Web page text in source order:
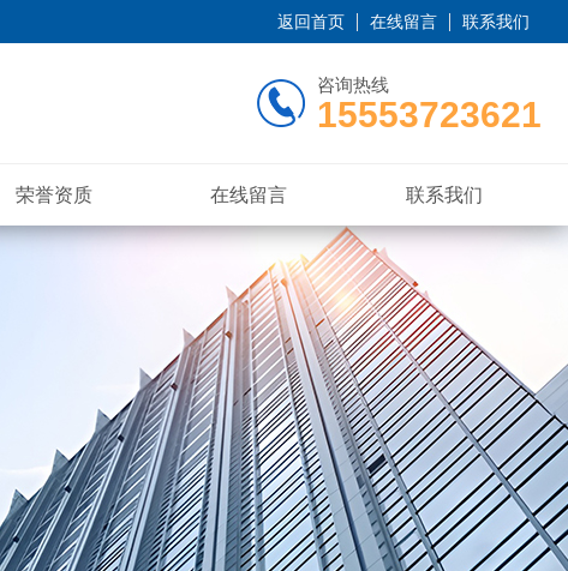
返回首页 在线留言 联系我们
咨询热线
15553723621
荣誉资质 在线留言 联系我们